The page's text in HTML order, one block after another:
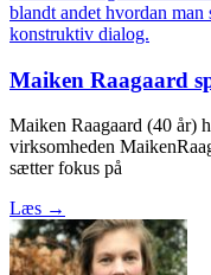
Maiken Raagaard
Maiken Raagaard (40 år)
virksomheden
sætter fokus på
Læs →